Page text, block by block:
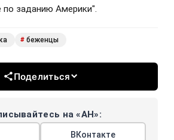
по заданию Америки".
# беженцы
Поделиться
на «АН»:
ВКонтакте